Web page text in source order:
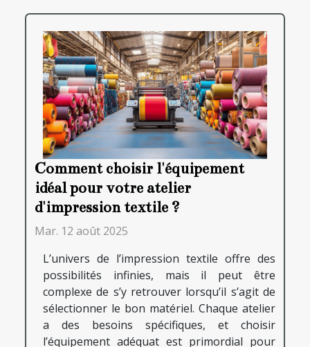
Comment choisir l'équipement
idéal pour votre atelier
d'impression textile ?
Mar. 12 août 2025
L’univers de l’impression textile offre des
possibilités infinies, mais il peut être
complexe de s’y retrouver lorsqu’il s’agit de
sélectionner le bon matériel. Chaque atelier
a des besoins spécifiques, et choisir
l’équipement adéquat est primordial pour